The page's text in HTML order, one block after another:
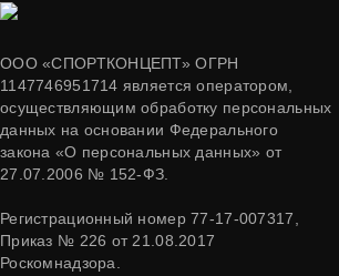
ООО «СПОРТКОНЦЕПТ» ОГРН
1147746951714 является оператором,
осуществляющим обработку персональных
данных на основании Федерального
закона «О персональных данных» от
27.07.2006 № 152-ФЗ.
Регистрационный номер 77-17-007317,
Приказ № 226 от 21.08.2017
Роскомнадзора.